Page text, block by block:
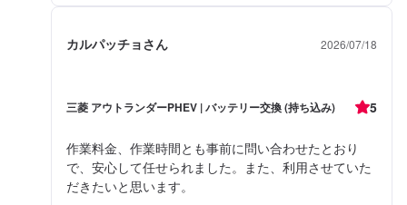
カルパッチョさん 2026/07/18
三菱 アウトランダーPHEV | バッテリー交換 (持ち込み) 5
作業料金、作業時間とも事前に問い合わせたとおり
で、安心して任せられました。また、利用させていた
だきたいと思います。